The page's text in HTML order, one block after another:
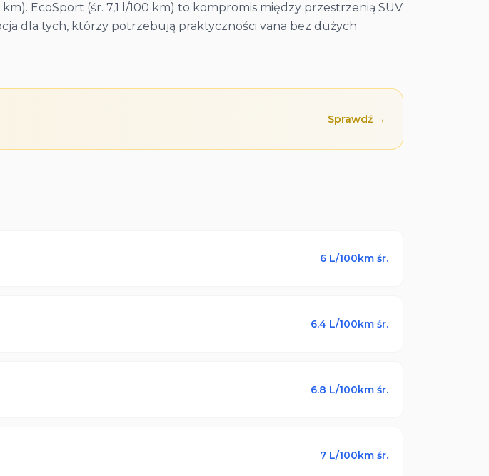
EcoSport (śr. 7,1 l/100 km) to kompromis między przestrzenią SUV
dla tych, którzy potrzebują praktyczności vana bez dużych
Sprawdź →
6 L/100km śr.
6.4 L/100km śr.
6.8 L/100km śr.
7 L/100km śr.